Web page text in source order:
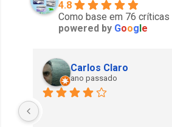
4.8
Como base em 76 críticas
powered by Goog e
Carlos Claro
ano passado